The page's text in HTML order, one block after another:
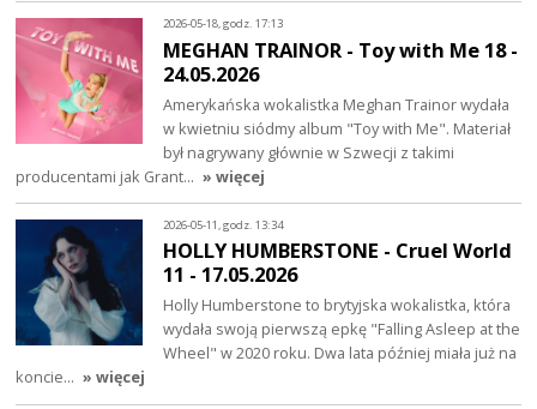
2026-05-18, godz. 17:13
MEGHAN TRAINOR - Toy with Me 18 -
24.05.2026
Amerykańska wokalistka Meghan Trainor wydała
w kwietniu siódmy album "Toy with Me". Materiał
był nagrywany głównie w Szwecji z takimi
producentami jak Grant… » więcej
2026-05-11, godz. 13:34
HOLLY HUMBERSTONE - Cruel World
11 - 17.05.2026
Holly Humberstone to brytyjska wokalistka, która
wydała swoją pierwszą epkę "Falling Asleep at the
Wheel" w 2020 roku. Dwa lata później miała już na
koncie… » więcej